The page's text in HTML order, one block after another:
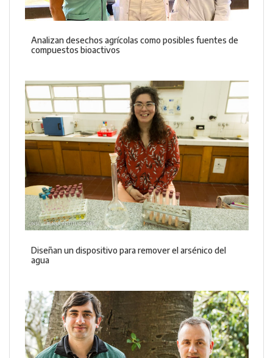
Analizan desechos agrícolas como posibles fuentes de
compuestos bioactivos
Diseñan un dispositivo para remover el arsénico del
agua